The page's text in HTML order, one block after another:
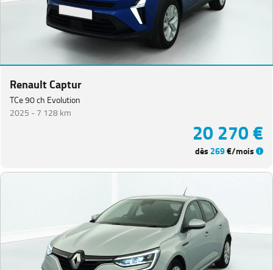
Renault Captur
TCe 90 ch Evolution
2025 -7 128 km
20 270 €
dès 269€/mois